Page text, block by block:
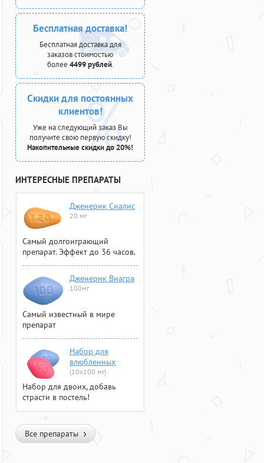
Бесплатная доставка!
Бесплатная доставка для
заказов стоимостью
более 4499 рублей.
Скидки для постоянных
клиентов!
Уже на следующий заказ Вы
получите свою первую скидку!
Накопительные скидки до 20%!
ИНТЕРЕСНЫЕ ПРЕПАРАТЫ
Дженерик Сиалис
20 мг
Самый долгоиграющий
препарат. Эффект до 36 часов.
Дженерик Виагра
100мг
Самый известный в мире
препарат
Набор для
влюбленных
(10х100 мг)
Набор для двоих, добавь
страсти в постель!
Все препараты